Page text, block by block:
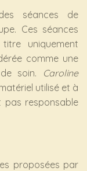
séances de
Ces séances
uniquement
comme une
soin. Caroline
utilisé et à
pas responsable
proposées par